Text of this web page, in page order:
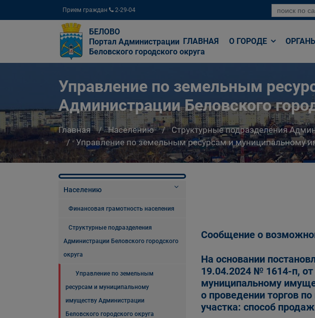
Прием граждан 2-29-04
БЕЛОВО
Портал Администрации
Беловского городского округа
ГЛАВНАЯ О ГОРОДЕ
Управление по земельным
Администрации Беловского
Главная Населению
Структурные подразделения
Управление по земельным ресурсам и муниципальному
Населению
Финансовая грамотность населения
Структурные подразделения
Администрации Беловского городского
округа
Управление по земельным
ресурсам и муниципальному
имуществу Администрации
Беловского городского округа
Сообщение о
На основании
19.04.2024 № 1614-п,
муниципальному
о проведении торгов
участка: способ